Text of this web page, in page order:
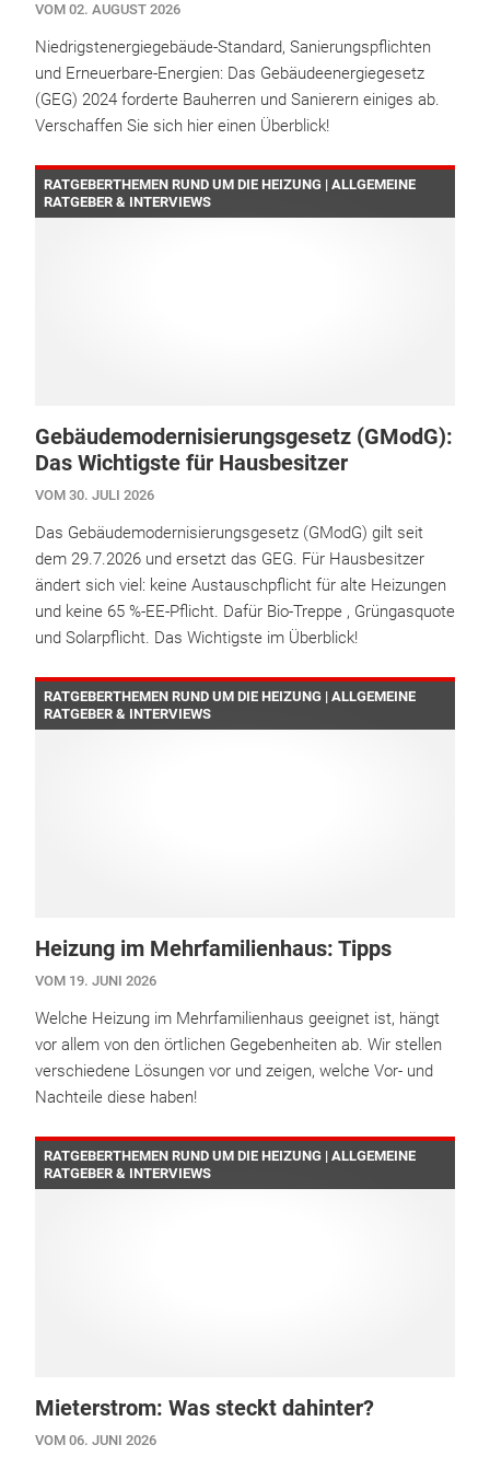
VOM 02. AUGUST 2026
Niedrigstenergiegebäude-Standard, Sanierungspflichten
und Erneuerbare-Energien: Das Gebäudeenergiegesetz
(GEG) 2024 forderte Bauherren und Sanierern einiges ab.
Verschaffen Sie sich hier einen Überblick!
RATGEBERTHEMEN RUND UM DIE HEIZUNG | ALLGEMEINE
RATGEBER & INTERVIEWS
Gebäudemodernisierungsgesetz (GModG):
Das Wichtigste für Hausbesitzer
VOM 30. JULI 2026
Das Gebäudemodernisierungsgesetz (GModG) gilt seit
dem 29.7.2026 und ersetzt das GEG. Für Hausbesitzer
ändert sich viel: keine Austauschpflicht für alte Heizungen
und keine 65 %-EE-Pflicht. Dafür Bio-Treppe , Grüngasquote
und Solarpflicht. Das Wichtigste im Überblick!
RATGEBERTHEMEN RUND UM DIE HEIZUNG | ALLGEMEINE
RATGEBER & INTERVIEWS
Heizung im Mehrfamilienhaus: Tipps
VOM 19. JUNI 2026
Welche Heizung im Mehrfamilienhaus geeignet ist, hängt
vor allem von den örtlichen Gegebenheiten ab. Wir stellen
verschiedene Lösungen vor und zeigen, welche Vor- und
Nachteile diese haben!
RATGEBERTHEMEN RUND UM DIE HEIZUNG | ALLGEMEINE
RATGEBER & INTERVIEWS
Mieterstrom: Was steckt dahinter?
VOM 06. JUNI 2026